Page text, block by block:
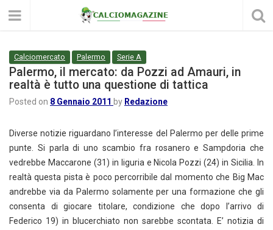
Calciomercato Palermo Serie A
Palermo, il mercato: da Pozzi ad Amauri, in
realtà è tutto una questione di tattica
Posted on 8 Gennaio 2011 by Redazione
Diverse notizie riguardano l’interesse del Palermo per delle prime
punte. Si parla di uno scambio fra rosanero e Sampdoria che
vedrebbe Maccarone (31) in liguria e Nicola Pozzi (24) in Sicilia. In
realtà questa pista è poco percorribile dal momento che Big Mac
andrebbe via da Palermo solamente per una formazione che gli
consenta di giocare titolare, condizione che dopo l’arrivo di
Federico 19) in blucerchiato non sarebbe scontata. E’ notizia di